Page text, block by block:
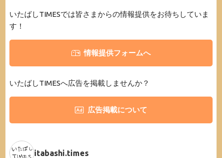
いたばしTIMESでは皆さまからの情報提供をお待ちしていま
す！
情報提供フォームへ
いたばしTIMESへ広告を掲載しませんか？
広告掲載について
itabashi.times